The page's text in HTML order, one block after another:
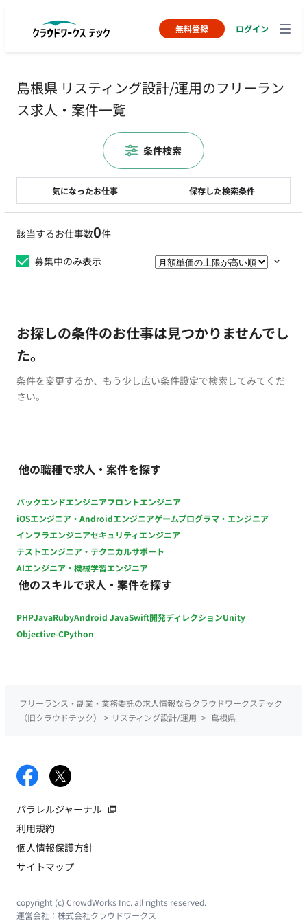
無料登録 ログイン
島根県 リスティング設計/運用のフリーラン
ス求人・案件一覧
該当するお仕事数0件
募集中のみ表示
お探しの条件のお仕事は見つかりませんでし
た。
条件を変更するか、もう少し広い条件設定で検索してみてくだ
さい。
他の職種で求人・案件を探す
バックエンドエンジニアフロントエンジニア
iOSエンジニア・Androidエンジニアゲームプログラマ・エンジニア
インフラエンジニアセキュリティエンジニア
テストエンジニア・テクニカルサポート
AIエンジニア・機械学習エンジニア
他のスキルで求人・案件を探す
PHPJavaRubyAndroid JavaSwift開発ディレクションUnity
Objective-CPython
気になったお仕事 保存した検索条件
条件検索
フリーランス・副業・業務委託の求人情報ならクラウドワークステック
（旧クラウドテック）
> リスティング設計/運用 > 島根県
パラレルジャーナル
利用規約
個人情報保護方針
サイトマップ
copyright (c) CrowdWorks Inc. all rights reserved.
運営会社： 株式会社クラウドワークス